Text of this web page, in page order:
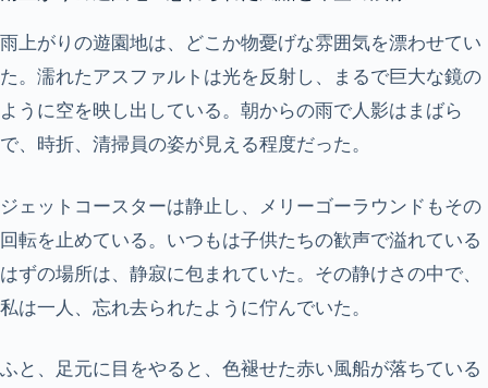
雨上がりの遊園地は、どこか物憂げな雰囲気を漂わせてい
た。濡れたアスファルトは光を反射し、まるで巨大な鏡の
ように空を映し出している。朝からの雨で人影はまばら
で、時折、清掃員の姿が見える程度だった。
ジェットコースターは静止し、メリーゴーラウンドもその
回転を止めている。いつもは子供たちの歓声で溢れている
はずの場所は、静寂に包まれていた。その静けさの中で、
私は一人、忘れ去られたように佇んでいた。
ふと、足元に目をやると、色褪せた赤い風船が落ちている